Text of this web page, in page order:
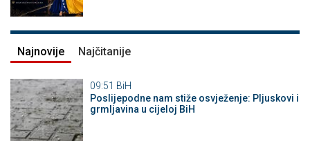
Najnovije Najčitanije
09:51 BiH
Poslijepodne nam stiže osvježenje: Pljuskovi i
grmljavina u cijeloj BiH